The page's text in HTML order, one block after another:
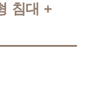
침대 +